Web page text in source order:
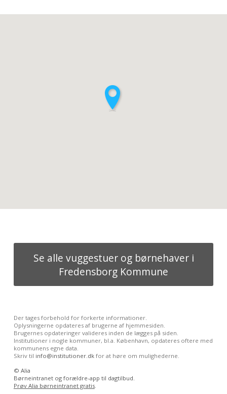
Se alle vuggestuer og børnehaver i
Fredensborg Kommune
Der tages forbehold for forkerte informationer.
Oplysningerne opdateres af brugerne af hjemmesiden.
Brugernes opdateringer valideres inden de lægges på siden.
Institutioner i nogle kommuner, bl.a. København, opdateres oftere med
kommunens egne data.
Skriv til info@institutioner.dkfor at høre om mulighederne.
© Alia
Børneintranet og forældre-app til dagtilbud.
Prøv Alia børneintranet gratis.